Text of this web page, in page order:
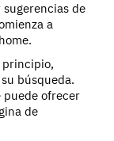
de
a
principio,
búsqueda.
puede ofrecer
de